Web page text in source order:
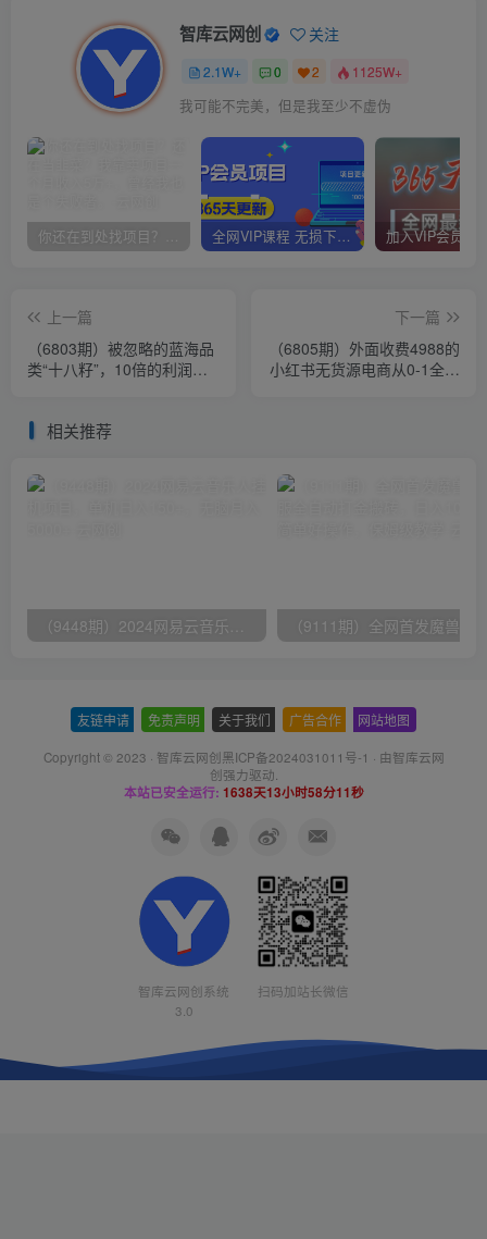
智库云网创 关注
2.1W+ 0 2 1125W+
我可能不完美，但是我至少不虚伪
你还在到处找项目？还在当韭菜？我靠卖项目一个月收入5万+，曾经我也是个失败者。 全网VIP课程 无损下载~
上一篇
（6803期）被忽略的蓝海品
类“十八籽”，10倍的利润差
下一篇
（6805期）外面收费4988的
小红书无货源电商从0-1全流
相关推荐
友链申请 免责声明 关于我们 广告合作 网站地图
Copyright © 2023 · 智库云网创黑ICP备2024031011号-1 · 由智库云网
创强力驱动.
本站已安全运行: 1638天13小时58分11秒
智库云网创系统
3.0
扫码加站长微信